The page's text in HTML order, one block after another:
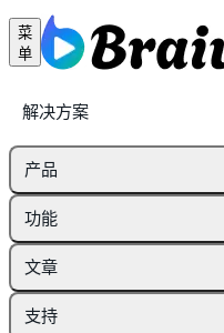
菜
单
解决方案
产品
功能
文章
支持